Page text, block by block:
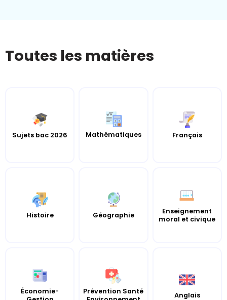
Toutes les matières
Sujets bac 2026 Mathématiques Français
Histoire Géographie
Enseignement
moral et civique
Économie-
Prévention Santé
Anglais